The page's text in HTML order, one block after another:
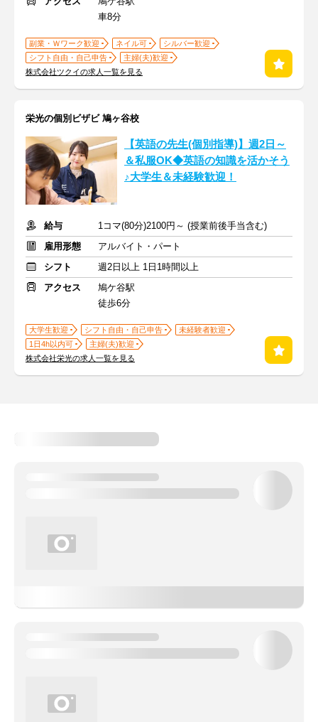
車8分
副業・Ｗワーク歓迎 ネイル可
シルバー歓迎
シフト自由・自己申告
主婦(夫)歓迎
株式会社ツクイの求人一覧を見る
栄光の個別ビザビ 鳩ヶ谷校
【英語の先生(個別指導)】週2日～
＆私服OK◆英語の知識を活かそう
♪大学生＆未経験歓迎！
給与
1コマ(80分)2100円～ (授業前後手当含む)
雇用形態
アルバイト・パート
シフト
週2日以上 1日1時間以上
アクセス
鳩ケ谷駅
徒歩6分
大学生歓迎 シフト自由・自己申告
未経験者歓迎
1日4h以内可
主婦(夫)歓迎
株式会社栄光の求人一覧を見る